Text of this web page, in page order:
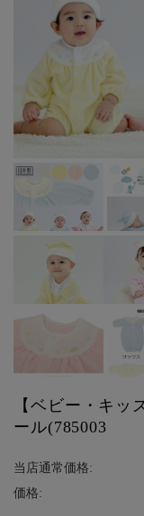
【ベビー・キッ
ール(785003
当店通常価格:
価格: